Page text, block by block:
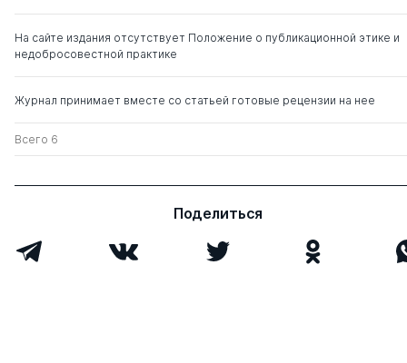
Христидис Татьяна
д. пед.н. 0 4
Вьюнова Наталья
д. пед.н. 0 2
На сайте издания отсутствует Положение о публикационной этике и
недобросовестной практике
Журнал принимает вместе со статьей готовые рецензии на нее
Всего 6
Поделиться